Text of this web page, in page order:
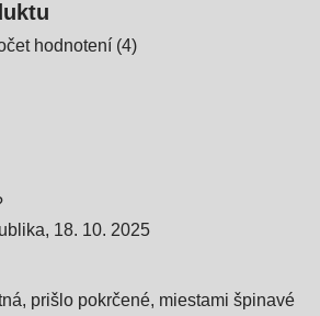
hodnotení (4)
, 18. 10. 2025
prišlo pokrčené, miestami špinavé